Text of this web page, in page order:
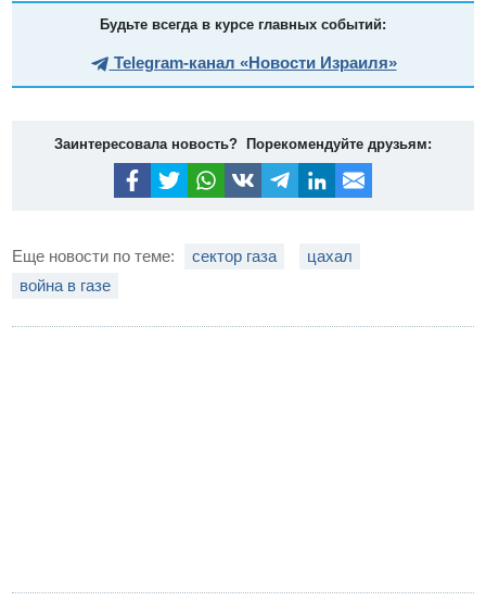
Будьте всегда в курсе главных событий:
Telegram-канал «Новости Израиля»
Заинтересовала новость? Порекомендуйте друзьям:
Еще новости по теме: сектор газа
цахал
война в газе